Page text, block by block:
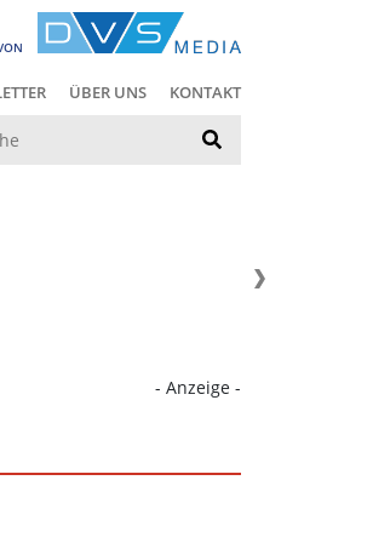
ÜBER UNS KONTAKT
- Anzeige -